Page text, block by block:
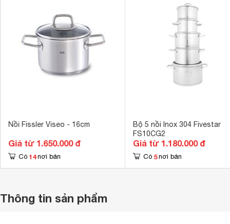
Nồi Fissler Viseo - 16cm
Giá từ 1.650.000 đ
Có 14 nơi bán
Bộ 5 nồi Inox 304 Fivestar
FS10CG2
Giá từ 1.180.000 đ
Có 5 nơi bán
Thông tin sản phẩm